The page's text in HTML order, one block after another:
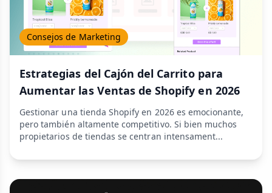
Consejos de Marketing
Estrategias del Cajón del Carrito para
Aumentar las Ventas de Shopify en 2026
Gestionar una tienda Shopify en 2026 es emocionante,
pero también altamente competitivo. Si bien muchos
propietarios de tiendas se centran intensament...